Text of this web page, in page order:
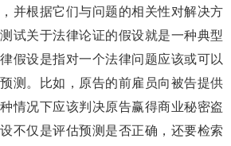
并根据它们与问题的相关性对解决方
试关于法律论证的假设就是一种典型
假设是指对一个法律问题应该或可以
测。比如，原告的前雇员向被告提供
情况下应该判决原告赢得商业秘密盗
不仅是评估预测是否正确，还要检索